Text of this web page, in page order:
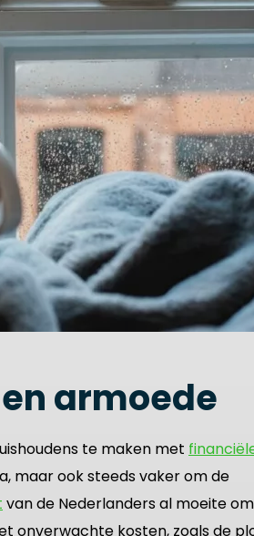
armoede
te maken met
maar ook steeds vaker om de
van de Nederlanders al moeite
onverwachte kosten, zoals de